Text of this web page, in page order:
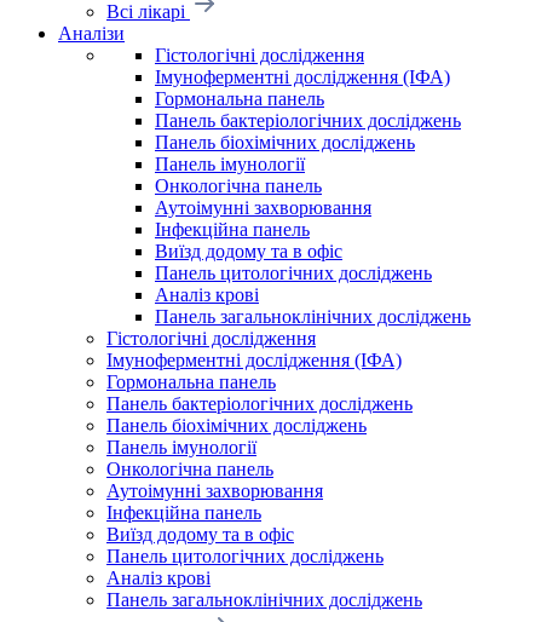
Всі лікарі
Аналізи
Гістологічні дослідження
Імуноферментні дослідження (ІФА)
Гормональна панель
Панель бактеріологічних досліджень
Панель біохімічних досліджень
Панель імунології
Онкологічна панель
Аутоімунні захворювання
Інфекційна панель
Виїзд додому та в офіс
Панель цитологічних досліджень
Аналіз крові
Панель загальноклінічних досліджень
Гістологічні дослідження
Імуноферментні дослідження (ІФА)
Гормональна панель
Панель бактеріологічних досліджень
Панель біохімічних досліджень
Панель імунології
Онкологічна панель
Аутоімунні захворювання
Інфекційна панель
Виїзд додому та в офіс
Панель цитологічних досліджень
Аналіз крові
Панель загальноклінічних досліджень